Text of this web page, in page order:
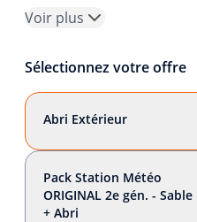
Voir plus
Sélectionnez votre offre
Abri Extérieur
Pack Station Météo
ORIGINAL 2e gén. - Sable
+ Abri